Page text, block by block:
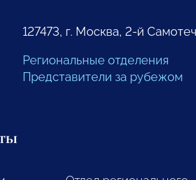
127473, г. Москва, 2-й
Региональные отделения
Представители за рубежом